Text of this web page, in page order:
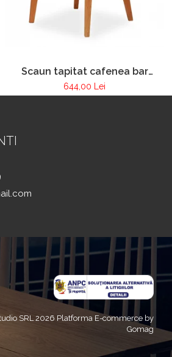
Scaun tapitat cafenea bar
restaurant Pur 020
644,00 Lei
SRL 2026 Platforma E-commerce by
Gomag